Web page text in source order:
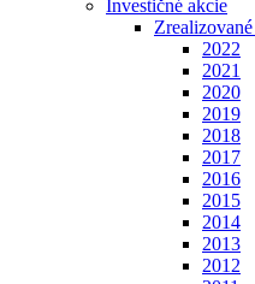
Investičné akcie
2022
2021
2020
2019
2018
2017
2016
2015
2014
2013
2012